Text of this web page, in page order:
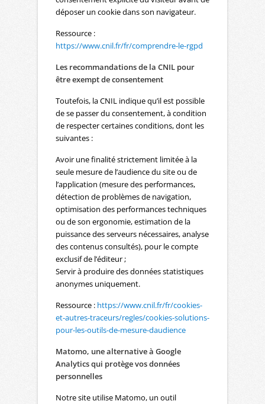
déposer un cookie dans son navigateur.
Ressource :
https://www.cnil.fr/fr/comprendre-le-rgpd
Les recommandations de la CNIL pour
être exempt de consentement
Toutefois, la CNIL indique qu’il est possible
de se passer du consentement, à condition
de respecter certaines conditions, dont les
suivantes :
Avoir une finalité strictement limitée à la
seule mesure de l’audience du site ou de
l’application (mesure des performances,
détection de problèmes de navigation,
optimisation des performances techniques
ou de son ergonomie, estimation de la
puissance des serveurs nécessaires, analyse
des contenus consultés), pour le compte
exclusif de l’éditeur ;
Servir à produire des données statistiques
anonymes uniquement.
Ressource : https://www.cnil.fr/fr/cookies-
et-autres-traceurs/regles/cookies-solutions-
pour-les-outils-de-mesure-daudience
Matomo, une alternative à Google
Analytics qui protège vos données
personnelles
Notre site utilise Matomo, un outil